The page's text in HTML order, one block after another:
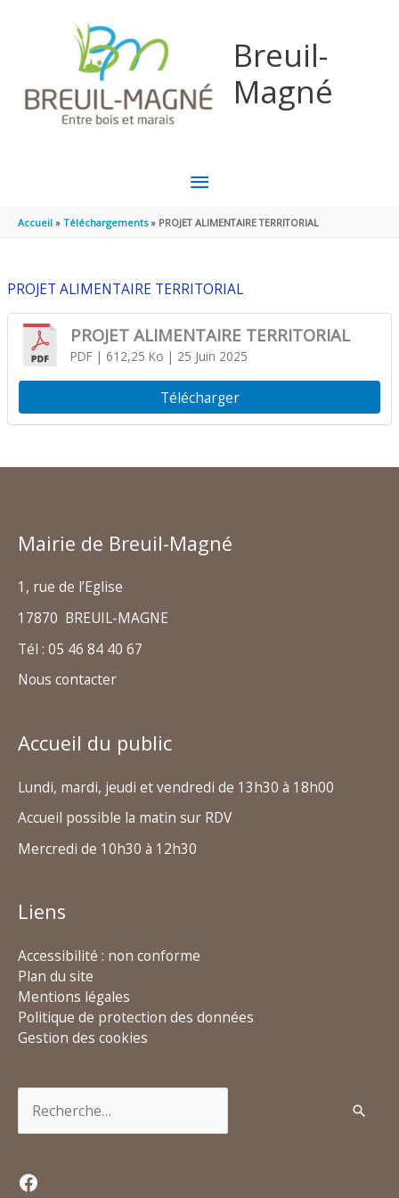
Breuil-
Magné
MENU
PRINCIPAL
Accueil Téléchargements PROJET ALIMENTAIRE TERRITORIAL
PROJET ALIMENTAIRE TERRITORIAL
PROJET ALIMENTAIRE TERRITORIAL
PDF| 612,25 Ko | 25 Juin 2025
Télécharger
Mairie de Breuil-Magné
1, rue de l’Eglise
17870 BREUIL-MAGNE
Tél : 05 46 84 40 67
Nous contacter
Accueil du public
Lundi, mardi, jeudi et vendredi de 13h30 à 18h00
Accueil possible la matin sur RDV
Mercredi de 10h30 à 12h30
Liens
Accessibilité : non conforme
Plan du site
Mentions légales
Politique de protection des données
Gestion des cookies
Facebook